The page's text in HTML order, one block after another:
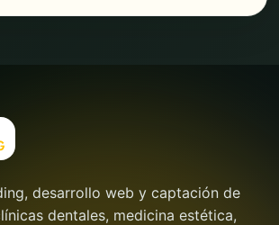
desarrollo web y captación de
dentales, medicina estética,